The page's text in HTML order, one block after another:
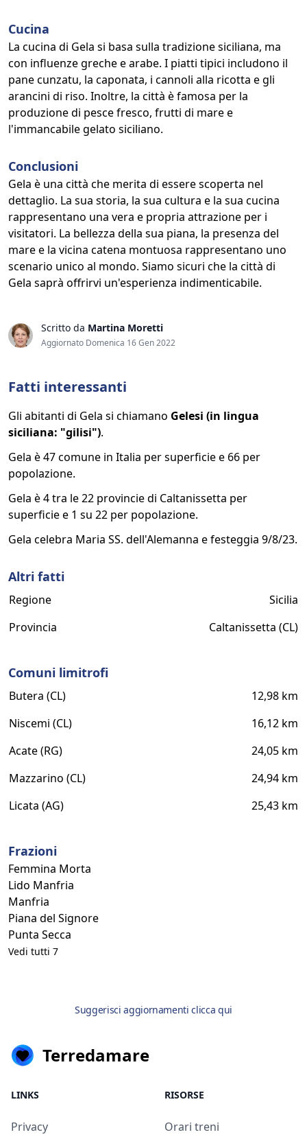
Cucina
La cucina di Gela si basa sulla tradizione siciliana, ma
con influenze greche e arabe. I piatti tipici includono il
pane cunzatu, la caponata, i cannoli alla ricotta e gli
arancini di riso. Inoltre, la città è famosa per la
produzione di pesce fresco, frutti di mare e
l'immancabile gelato siciliano.
Conclusioni
Gela è una città che merita di essere scoperta nel
dettaglio. La sua storia, la sua cultura e la sua cucina
rappresentano una vera e propria attrazione per i
visitatori. La bellezza della sua piana, la presenza del
mare e la vicina catena montuosa rappresentano uno
scenario unico al mondo. Siamo sicuri che la città di
Gela saprà offrirvi un'esperienza indimenticabile.
Scritto da Martina Moretti
Aggiornato Domenica 16 Gen 2022
Fatti interessanti
Gli abitanti di Gela si chiamano Gelesi (in lingua
siciliana: "gilisi").
Gela è 47 comune in Italia per superficie e 66 per
popolazione.
Gela è 4 tra le 22 provincie di Caltanissetta per
superficie e 1 su 22 per popolazione.
Gela celebra Maria SS. dell'Alemanna e festeggia 9/8/23.
Altri fatti
Regione
Sicilia
Provincia
Caltanissetta (CL)
Comuni limitrofi
Butera (CL)
12,98 km
Niscemi (CL)
16,12 km
Acate (RG)
24,05 km
Mazzarino (CL)
24,94 km
Licata (AG)
25,43 km
Frazioni
Femmina Morta
Lido Manfria
Manfria
Piana del Signore
Punta Secca
Vedi tutti 7
Suggerisci aggiornamenti clicca qui
Terredamare
LINKS
Privacy
RISORSE
Orari treni